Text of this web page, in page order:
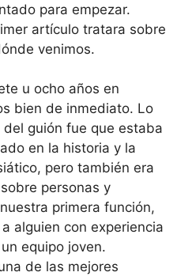
para empezar.
artículo tratara sobre
venimos.
u ocho años en
bien de inmediato. Lo
guión fue que estaba
en la historia y la
pero también era
personas y
primera función,
alguien con experiencia
equipo joven.
de las mejores